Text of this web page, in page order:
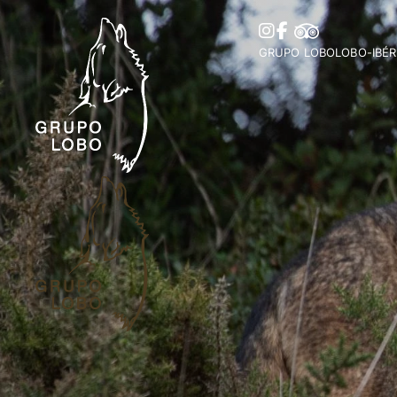
GRUPO LOBO
A Nossa Associação
Torne-se Sócio
Mecenato, Donativos e
Prémios e Distinções
Apoios
Colaborações
Parceiros
LOBO-
Ibérica
Histórias
Legislação